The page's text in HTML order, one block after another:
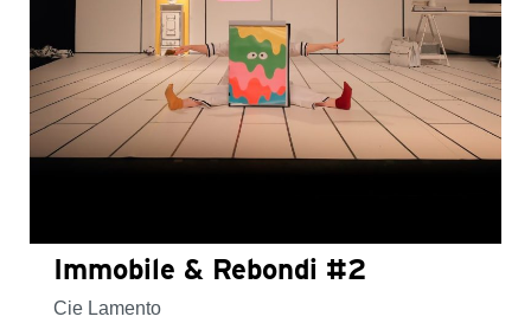
Immobile & Rebondi #2
Cie Lamento